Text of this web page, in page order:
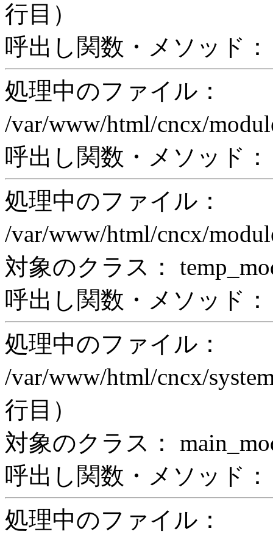
行目）
呼出し関数・メソッド：
処理中のファイル：
/var/www/html/cncx/
呼出し関数・メソッド：
処理中のファイル：
/var/www/html/cncx/
対象のクラス：
呼出し関数・メソッド：
処理中のファイル：
/var/www/html/cncx/
行目）
対象のクラス：
呼出し関数・メソッド：
処理中のファイル：